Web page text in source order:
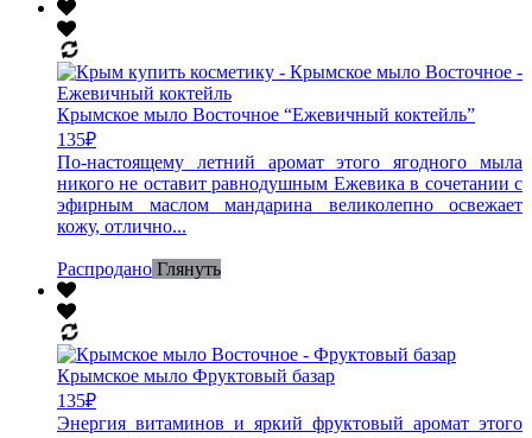
Крымское мыло Восточное “Ежевичный коктейль”
135₽
По-настоящему летний аромат этого ягодного мыла
никого не оставит равнодушным Ежевика в сочетании с
эфирным маслом мандарина великолепно освежает
кожу, отлично...
Распродано Глянуть
Крымское мыло Фруктовый базар
135₽
Энергия витаминов и яркий фруктовый аромат этого